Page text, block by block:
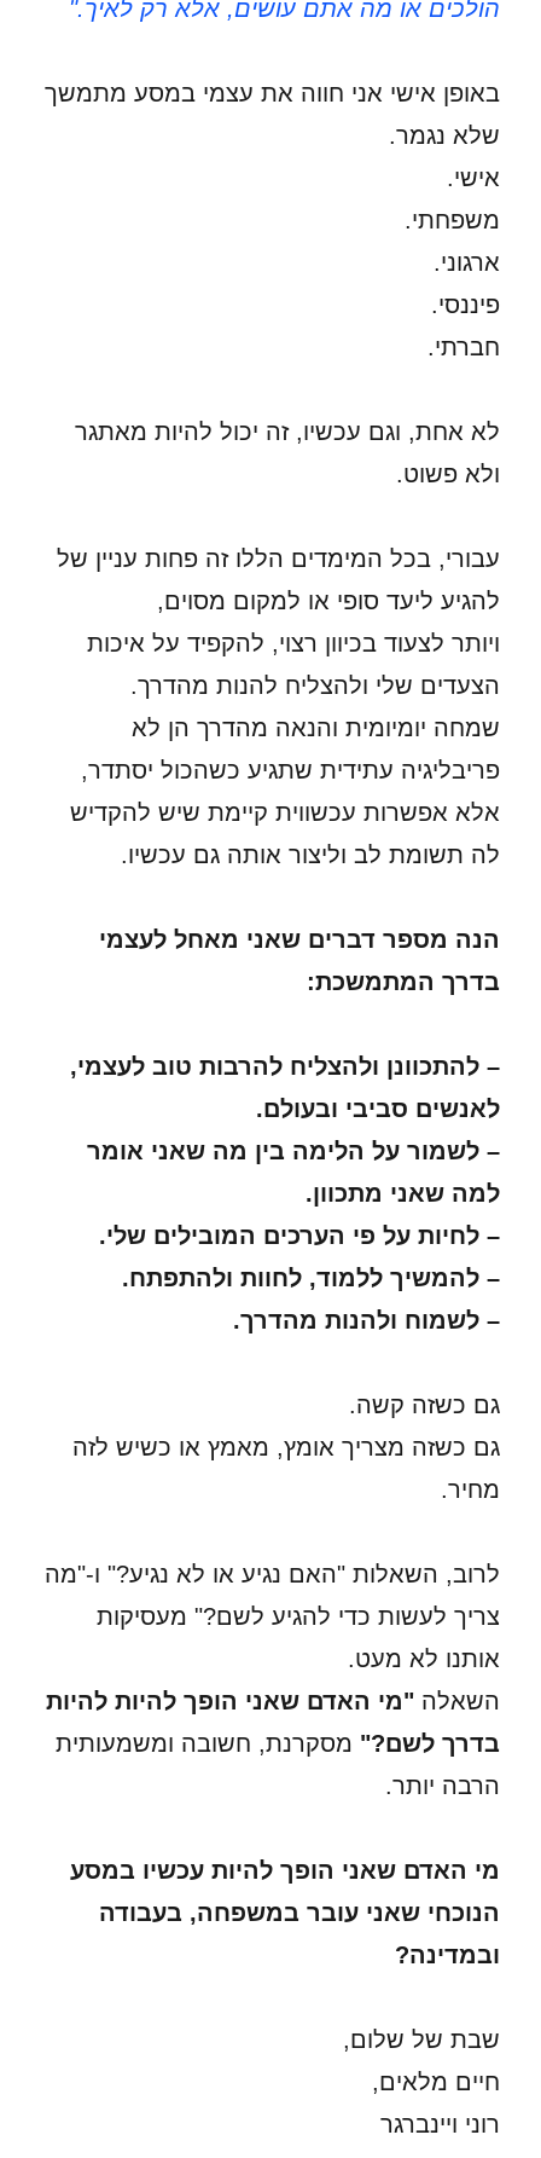
הולכים או מה אתם עושים, אלא רק לאיך."
באופן אישי אני חווה את עצמי במסע מתמשך
שלא נגמר.
אישי.
משפחתי.
ארגוני.
פיננסי.
חברתי.
לא אחת, וגם עכשיו, זה יכול להיות מאתגר
ולא פשוט.
עבורי, בכל המימדים הללו זה פחות עניין של
להגיע ליעד סופי או למקום מסוים,
ויותר לצעוד בכיוון רצוי, להקפיד על איכות
הצעדים שלי ולהצליח להנות מהדרך.
שמחה יומיומית והנאה מהדרך הן לא
פריבליגיה עתידית שתגיע כשהכול יסתדר,
אלא אפשרות עכשווית קיימת שיש להקדיש
לה תשומת לב וליצור אותה גם עכשיו.
הנה מספר דברים שאני מאחל לעצמי
בדרך המתמשכת:
– להתכוונן ולהצליח להרבות טוב לעצמי,
לאנשים סביבי ובעולם.
– לשמור על הלימה בין מה שאני אומר
למה שאני מתכוון.
– לחיות על פי הערכים המובילים שלי.
– להמשיך ללמוד, לחוות ולהתפתח.
– לשמוח ולהנות מהדרך.
גם כשזה קשה.
גם כשזה מצריך אומץ, מאמץ או כשיש לזה
מחיר.
לרוב, השאלות "האם נגיע או לא נגיע?" ו-"מה
צריך לעשות כדי להגיע לשם?" מעסיקות
אותנו לא מעט.
השאלה"מי האדם שאני הופך להיות להיות
בדרך לשם?" מסקרנת, חשובה ומשמעותית
הרבה יותר.
מי האדם שאני הופך להיות עכשיו במסע
הנוכחי שאני עובר במשפחה, בעבודה
ובמדינה?
שבת של שלום,
חיים מלאים,
רוני ויינברגר